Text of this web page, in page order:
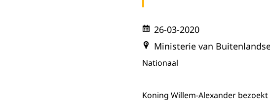
26-03-2020
Ministerie van
Nationaal
Koning Willem-Alexander